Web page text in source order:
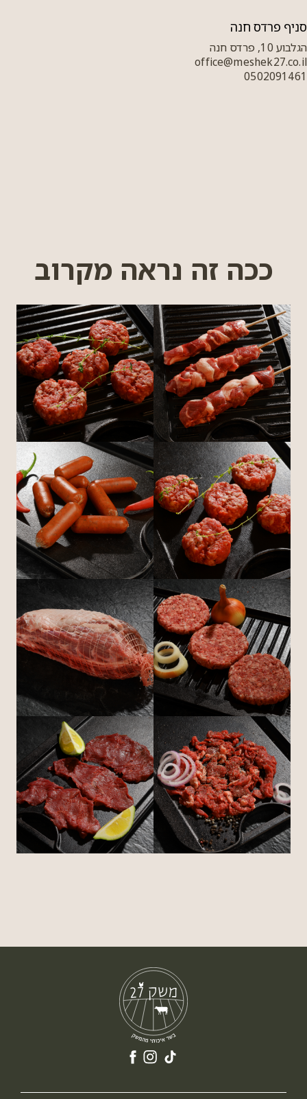
סניף פרדס חנה
הגלבוע 10, פרדס חנה
office@meshek27.co.il
0502091461
ככה זה נראה מקרוב
לפתיחת
התמונה
בגדול
-
+
לפתיחת
התמונה
בגדול
-
+
לפתיחת
התמונה
בגדול
-
+
לפתיחת
התמונה
בגדול
-
+
לפתיחת
התמונה
בגדול
-
+
לפתיחת
התמונה
בגדול
-
+
לפתיחת
התמונה
בגדול
-
+
לפתיחת
התמונה
בגדול
-
+